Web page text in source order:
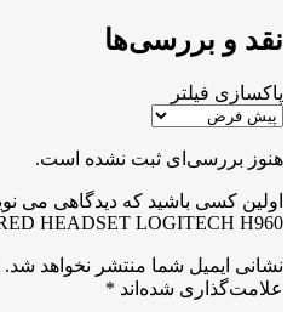
نقد و بررسی‌ها
پاکسازی فیلتر
هنوز بررسی‌ای ثبت نشده است.
اولین کسی باشید که دیدگاهی می
HEADSET LOGITECH H960”
نشانی ایمیل شما منتشر نخواهد شد.
علامت‌گذاری شده‌اند *